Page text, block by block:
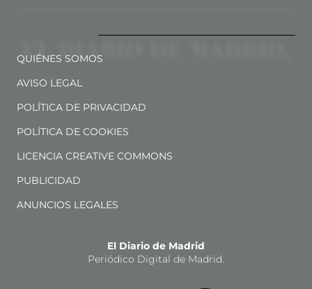
QUIÉNES SOMOS
AVISO LEGAL
POLÍTICA DE PRIVACIDAD
POLÍTICA DE COOKIES
LICENCIA CREATIVE COMMONS
PUBLICIDAD
ANUNCIOS LEGALES
El Diario de Madrid
Periódico Digital de Madrid.